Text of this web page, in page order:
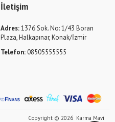
İletişim
Adres:1376 Sok. No: 1/43 Boran
Plaza, Halkapınar, Konak/İzmir
Telefon: 08505555555
Copyright © 2026 Karma Mavi